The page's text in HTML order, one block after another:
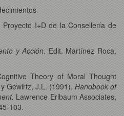
I+D de la Consellería de
y Acción. Edit. Martínez Roca,
Theory of Moral Thought
Gewirtz, J.L. (1991). Handbook of
Lawrence Erlbaum Associates,
103.